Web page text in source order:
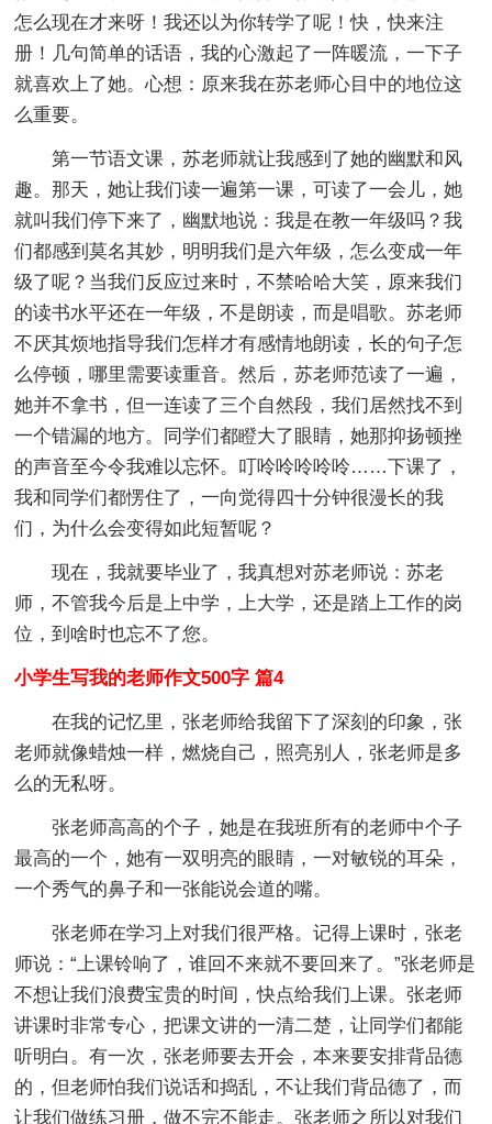
怎么现在才来呀！我还以为你转学了呢！快，快来注
册！几句简单的话语，我的心激起了一阵暖流，一下子
就喜欢上了她。心想：原来我在苏老师心目中的地位这
么重要。
第一节语文课，苏老师就让我感到了她的幽默和风
趣。那天，她让我们读一遍第一课，可读了一会儿，她
就叫我们停下来了，幽默地说：我是在教一年级吗？我
们都感到莫名其妙，明明我们是六年级，怎么变成一年
级了呢？当我们反应过来时，不禁哈哈大笑，原来我们
的读书水平还在一年级，不是朗读，而是唱歌。苏老师
不厌其烦地指导我们怎样才有感情地朗读，长的句子怎
么停顿，哪里需要读重音。然后，苏老师范读了一遍，
她并不拿书，但一连读了三个自然段，我们居然找不到
一个错漏的地方。同学们都瞪大了眼睛，她那抑扬顿挫
的声音至今令我难以忘怀。叮呤呤呤呤呤……下课了，
我和同学们都愣住了，一向觉得四十分钟很漫长的我
们，为什么会变得如此短暂呢？
现在，我就要毕业了，我真想对苏老师说：苏老
师，不管我今后是上中学，上大学，还是踏上工作的岗
位，到啥时也忘不了您。
小学生写我的老师作文500字 篇4
在我的记忆里，张老师给我留下了深刻的印象，张
老师就像蜡烛一样，燃烧自己，照亮别人，张老师是多
么的无私呀。
张老师高高的个子，她是在我班所有的老师中个子
最高的一个，她有一双明亮的眼睛，一对敏锐的耳朵，
一个秀气的鼻子和一张能说会道的嘴。
张老师在学习上对我们很严格。记得上课时，张老
师说：“上课铃响了，谁回不来就不要回来了。”张老师是
不想让我们浪费宝贵的时间，快点给我们上课。张老师
讲课时非常专心，把课文讲的一清二楚，让同学们都能
听明白。有一次，张老师要去开会，本来要安排背品德
的，但老师怕我们说话和捣乱，不让我们背品德了，而
让我们做练习册，做不完不能走。张老师之所以对我们